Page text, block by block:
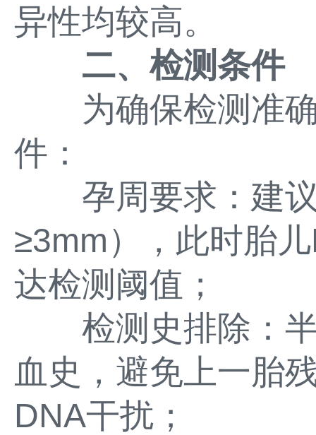
异性均较高。
二、检测条件
为确保检测准确
件：
孕周要求：建议
≥3mm），此时胎
达检测阈值；
检测史排除：半
血史，避免上一胎
DNA干扰；